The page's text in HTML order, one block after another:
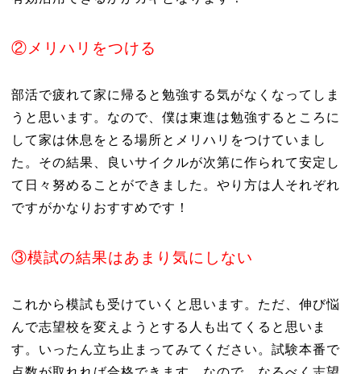
②メリハリをつける
部活で疲れて家に帰ると勉強する気がなくなってしま
うと思います。なので、僕は東進は勉強するところに
して家は休息をとる場所とメリハリをつけていまし
た。その結果、良いサイクルが次第に作られて安定し
て日々努めることができました。やり方は人それぞれ
ですがかなりおすすめです！
③模試の結果はあまり気にしない
これから模試も受けていくと思います。ただ、伸び悩
んで志望校を変えようとする人も出てくると思いま
す。いったん立ち止まってみてください。試験本番で